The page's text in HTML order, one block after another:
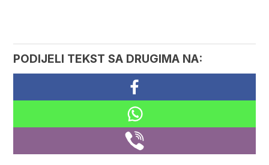
PODIJELI TEKST SA DRUGIMA NA: